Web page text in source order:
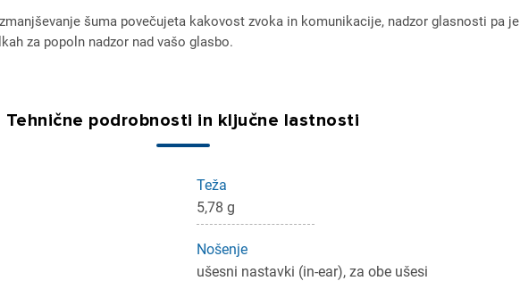
šuma povečujeta kakovost zvoka in komunikacije, nadzor glasnosti pa je
za popoln nadzor nad vašo glasbo.
Tehnične podrobnosti in ključne lastnosti
Teža
5,78 g
Nošenje
ušesni nastavki (in-ear), za obe ušesi
Za dodajanje na seznam želja morate biti prijavljeni.